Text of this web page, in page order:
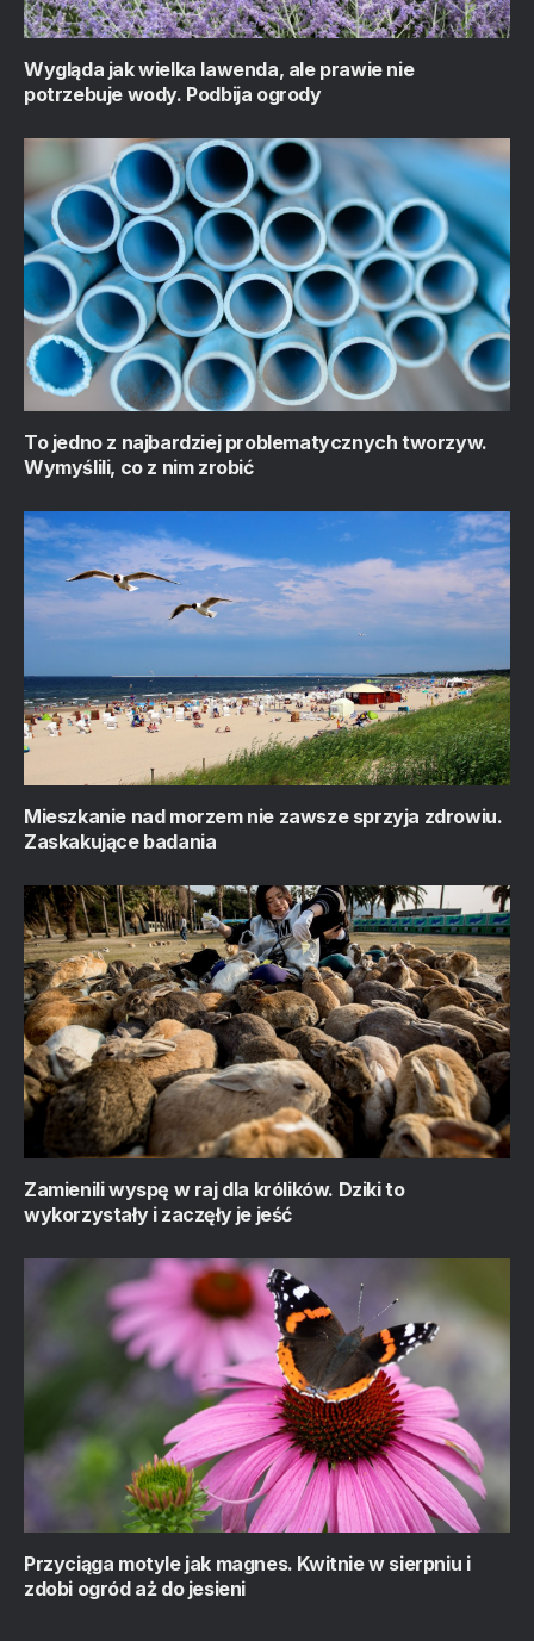
Wygląda jak wielka lawenda, ale prawie nie
potrzebuje wody. Podbija ogrody
To jedno z najbardziej problematycznych tworzyw.
Wymyślili, co z nim zrobić
Mieszkanie nad morzem nie zawsze sprzyja zdrowiu.
Zaskakujące badania
Zamienili wyspę w raj dla królików. Dziki to
wykorzystały i zaczęły je jeść
Przyciąga motyle jak magnes. Kwitnie w sierpniu i
zdobi ogród aż do jesieni